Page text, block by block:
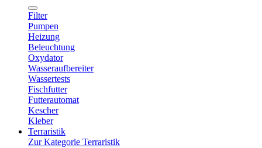
Filter
Pumpen
Heizung
Beleuchtung
Oxydator
Wasseraufbereiter
Wassertests
Fischfutter
Futterautomat
Kescher
Kleber
Terraristik
Zur Kategorie Terraristik